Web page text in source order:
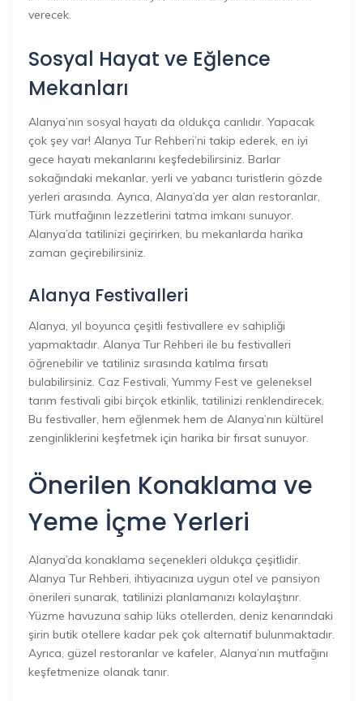
verecek.
Sosyal Hayat ve Eğlence
Mekanları
Alanya’nın sosyal hayatı da oldukça canlıdır. Yapacak
çok şey var! Alanya Tur Rehberi’ni takip ederek, en iyi
gece hayatı mekanlarını keşfedebilirsiniz. Barlar
sokağındaki mekanlar, yerli ve yabancı turistlerin gözde
yerleri arasında. Ayrıca, Alanya’da yer alan restoranlar,
Türk mutfağının lezzetlerini tatma imkanı sunuyor.
Alanya’da tatilinizi geçirirken, bu mekanlarda harika
zaman geçirebilirsiniz.
Alanya Festivalleri
Alanya, yıl boyunca çeşitli festivallere ev sahipliği
yapmaktadır. Alanya Tur Rehberi ile bu festivalleri
öğrenebilir ve tatiliniz sırasında katılma fırsatı
bulabilirsiniz. Caz Festivali, Yummy Fest ve geleneksel
tarım festivali gibi birçok etkinlik, tatilinizi renklendirecek.
Bu festivaller, hem eğlenmek hem de Alanya’nın kültürel
zenginliklerini keşfetmek için harika bir fırsat sunuyor.
Önerilen Konaklama ve
Yeme İçme Yerleri
Alanya’da konaklama seçenekleri oldukça çeşitlidir.
Alanya Tur Rehberi, ihtiyacınıza uygun otel ve pansiyon
önerileri sunarak, tatilinizi planlamanızı kolaylaştırır.
Yüzme havuzuna sahip lüks otellerden, deniz kenarındaki
şirin butik otellere kadar pek çok alternatif bulunmaktadır.
Ayrıca, güzel restoranlar ve kafeler, Alanya’nın mutfağını
keşfetmenize olanak tanır.